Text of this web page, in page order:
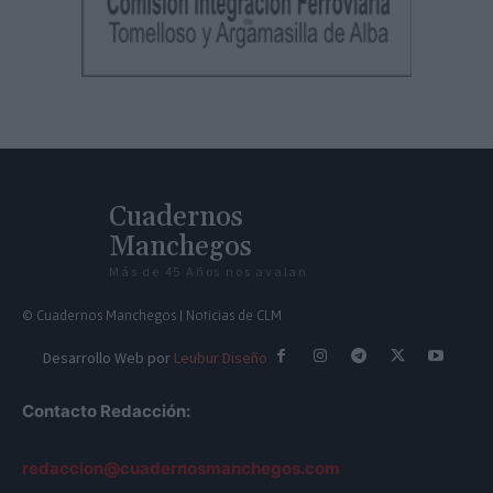
Cuadernos
Manchegos
Más de 45 Años nos avalan
© Cuadernos Manchegos | Noticias de CLM
Desarrollo Web por Leubur Diseño
Contacto Redacción:
redaccion@cuadernosmanchegos.com